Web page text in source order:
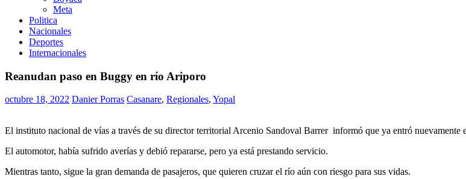
Meta
Politica
Nacionales
Deportes
Internacionales
Reanudan paso en Buggy en río Ariporo
octubre 18, 2022 Danier Porras Casanare, Regionales, Yopal
El instituto nacional de vías a través de su director territorial Arcenio Sandoval Barrer informó que ya entró
El automotor, había sufrido averías y debió repararse, pero ya está prestando servicio.
Mientras tanto, sigue la gran demanda de pasajeros, que quieren cruzar el río aún con riesgo para sus vidas.